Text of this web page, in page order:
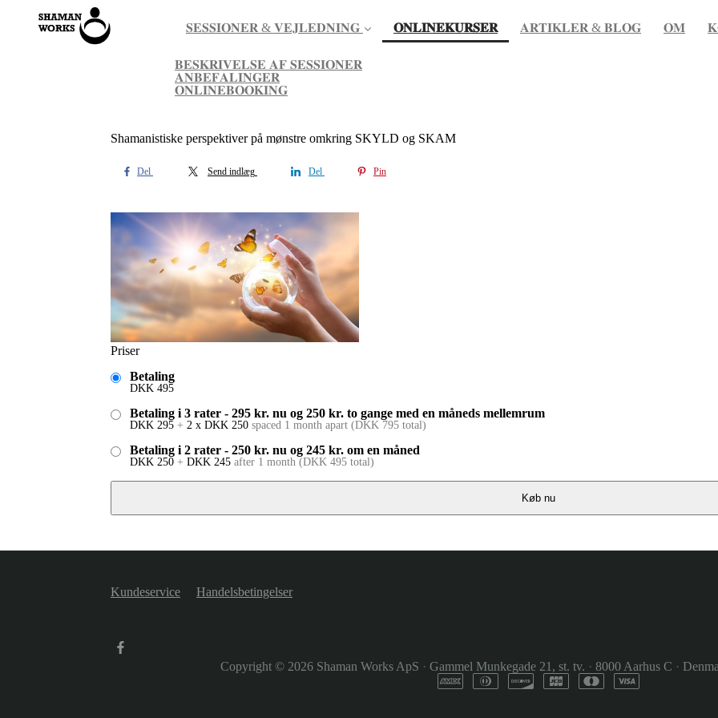
𝐒𝐄𝐒𝐒𝐈𝐎𝐍𝐄𝐑 & 𝐕𝐄𝐉𝐋𝐄𝐃𝐍𝐈𝐍𝐆
𝐁𝐄𝐒𝐊𝐑𝐈𝐕𝐄𝐋𝐒𝐄 𝐀𝐅 𝐒𝐄𝐒𝐒𝐈𝐎𝐍𝐄𝐑
𝐀𝐍𝐁𝐄𝐅𝐀𝐋𝐈𝐍𝐆𝐄𝐑
𝐎𝐍𝐋𝐈𝐍𝐄𝐁𝐎𝐎𝐊𝐈𝐍𝐆
𝐎𝐍𝐋𝐈𝐍𝐄𝐊𝐔𝐑𝐒𝐄𝐑(current)𝐀𝐑𝐓𝐈𝐊𝐋𝐄𝐑 & 𝐁𝐋𝐎𝐆 𝐎𝐌
Shamanistiske perspektiver på mønstre omkring SKYLD og SKAM
Del Send indlæg Del Pin
Priser
Betaling
DKK 495
Betaling i 3 rater - 295 kr. nu og 250 kr. to gange med en måneds mellemrum
DKK 295 + 2 x DKK 250 spaced 1 month apart (DKK 795 total)
Betaling i 2 rater - 250 kr. nu og 245 kr. om en måned
DKK 250 + DKK 245 after 1 month (DKK 495 total)
Køb nu
Kundeservice Handelsbetingelser
Copyright © 2026 Shaman Works ApS · Gammel Munkegade 21, st. tv. · 8000 Aarhus C ·